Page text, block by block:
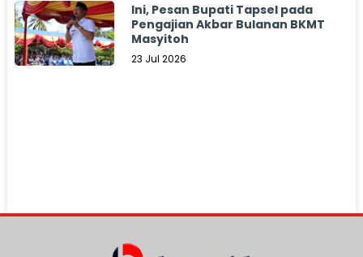
Ini, Pesan Bupati Tapsel pada
Pengajian Akbar Bulanan BKMT
Masyitoh
23 Jul 2026